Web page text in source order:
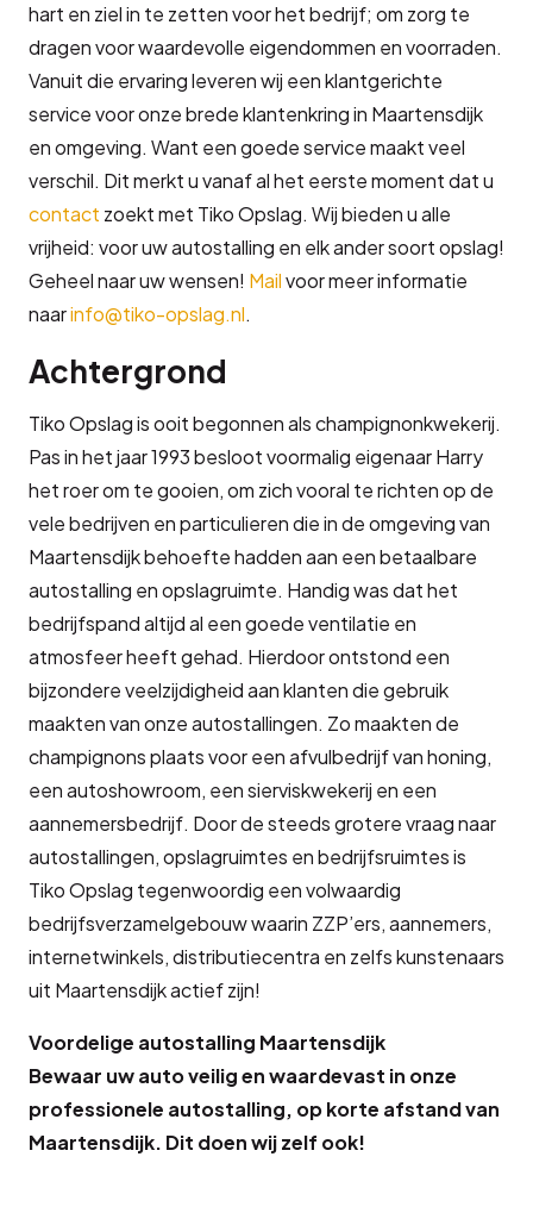
hart en ziel in te zetten voor het bedrijf; om zorg te
dragen voor waardevolle eigendommen en voorraden.
Vanuit die ervaring leveren wij een klantgerichte
service voor onze brede klantenkring in Maartensdijk
en omgeving. Want een goede service maakt veel
verschil. Dit merkt u vanaf al het eerste moment dat u
contact zoekt met Tiko Opslag. Wij bieden u alle
vrijheid: voor uw autostalling en elk ander soort opslag!
Geheel naar uw wensen! Mailvoor meer informatie
naarinfo@tiko-opslag.nl.
Achtergrond
Tiko Opslag is ooit begonnen als champignonkwekerij.
Pas in het jaar 1993 besloot voormalig eigenaar Harry
het roer om te gooien, om zich vooral te richten op de
vele bedrijven en particulieren die in de omgeving van
Maartensdijk behoefte hadden aan een betaalbare
autostalling en opslagruimte. Handig was dat het
bedrijfspand altijd al een goede ventilatie en
atmosfeer heeft gehad. Hierdoor ontstond een
bijzondere veelzijdigheid aan klanten die gebruik
maakten van onze autostallingen. Zo maakten de
champignons plaats voor een afvulbedrijf van honing,
een autoshowroom, een sierviskwekerij en een
aannemersbedrijf. Door de steeds grotere vraag naar
autostallingen, opslagruimtes en bedrijfsruimtes is
Tiko Opslag tegenwoordig een volwaardig
bedrijfsverzamelgebouw waarin ZZP’ers, aannemers,
internetwinkels, distributiecentra en zelfs kunstenaars
uit Maartensdijk actief zijn!
Voordelige autostalling Maartensdijk
Bewaar uw auto veilig en waardevast in onze
professionele autostalling, op korte afstand van
Maartensdijk. Dit doen wij zelf ook!